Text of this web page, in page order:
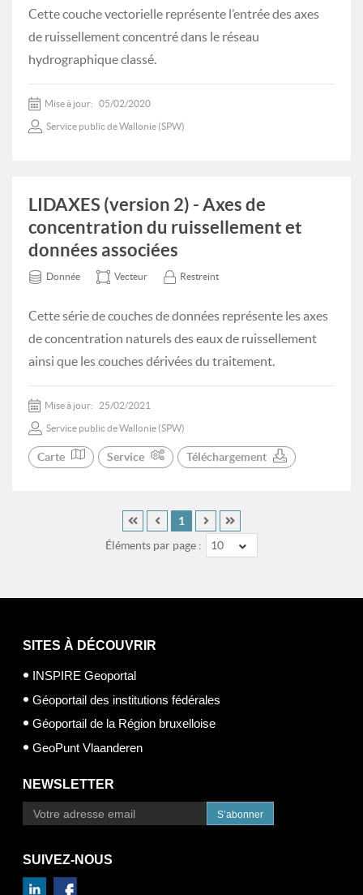
Cette couche vectorielle représente l’entrée des axes
de ruissellement concentré dans le réseau
hydrographique classé.
Mise à jour: 05/02/2020
Service public de Wallonie (SPW)
LIDAXES (version 2) - Axes de
concentration du ruissellement et
données associées
Donnée Vecteur Restreint
Cette série de couches de données représente les axes
de concentration naturels des eaux de ruissellement
ainsi que les couches dérivées du traitement.
Mise à jour: 25/02/2021
Service public de Wallonie (SPW)
Carte Service Téléchargement
Éléments par page : 10
1
SITES À DÉCOUVRIR
INSPIRE Geoportal
Géoportail des institutions fédérales
Géoportail de la Région bruxelloise
GeoPunt Vlaanderen
NEWSLETTER
S’abonner
SUIVEZ-NOUS